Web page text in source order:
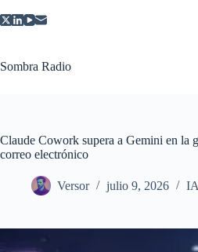
al
Sombra Radio
Claude Cowork supera a Gemini en la
correo electrónico
Versor julio 9, 2026 IA